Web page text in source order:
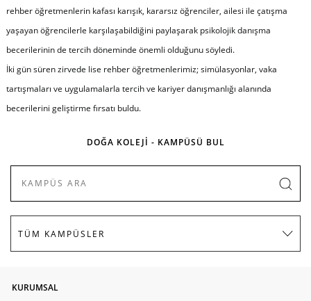
rehber öğretmenlerin kafası karışık, kararsız öğrenciler, ailesi ile çatışma
yaşayan öğrencilerle karşılaşabildiğini paylaşarak psikolojik danışma
becerilerinin de tercih döneminde önemli olduğunu söyledi.
İki gün süren zirvede lise rehber öğretmenlerimiz; simülasyonlar, vaka
tartışmaları ve uygulamalarla tercih ve kariyer danışmanlığı alanında
becerilerini geliştirme fırsatı buldu.
DOĞA KOLEJİ - KAMPÜSÜ BUL
KURUMSAL